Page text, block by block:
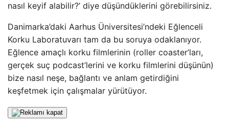
nasıl keyif alabilir?’ diye düşündüklerini görebilirsiniz.
Danimarka’daki Aarhus Üniversitesi’ndeki Eğlenceli
Korku Laboratuvarı tam da bu soruya odaklanıyor.
Eğlence amaçlı korku filmlerinin (roller coaster’ları,
gerçek suç podcast’lerini ve korku filmlerini düşünün)
bize nasıl neşe, bağlantı ve anlam getirdiğini
keşfetmek için çalışmalar yürütüyor.